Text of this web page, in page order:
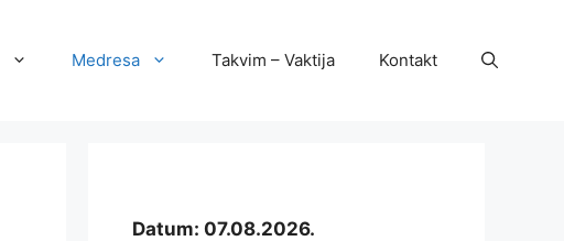
Medresa Takvim – Vaktija Kontakt
Datum: 07.08.2026.